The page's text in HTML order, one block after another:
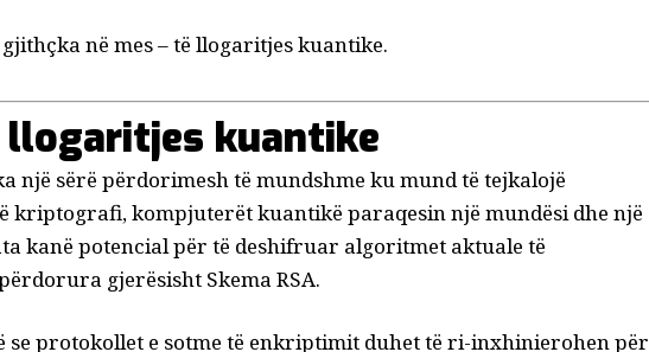
në mes – të llogaritjes kuantike.
kuantike
një sërë përdorimesh të mundshme ku mund të tejkalojë
kriptografi, kompjuterët kuantikë paraqesin një mundësi dhe një
kanë potencial për të deshifruar algoritmet aktuale të
gjerësisht Skema RSA.
se protokollet e sotme të enkriptimit duhet të ri-inxhinierohen për